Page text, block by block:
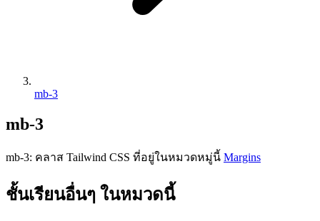
mb-3
mb-3
mb-3: คลาส Tailwind CSS ที่อยู่ในหมวดหมู่นี้ Margins
ชั้นเรียนอื่นๆ ในหมวดนี้